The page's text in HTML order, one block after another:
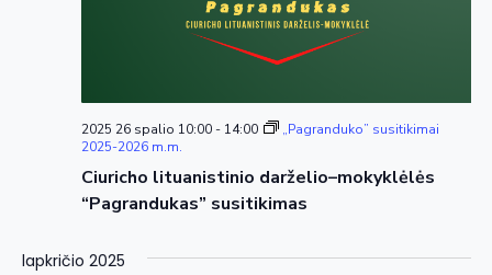
Ciuricho lituanistinio darželio–mokyklėlės
“Pagrandukas” susitikimas
2025 26 spalio 10:00- 14:00
„Pagranduko” susitikimai
2025-2026 m.m.
lapkričio 2025